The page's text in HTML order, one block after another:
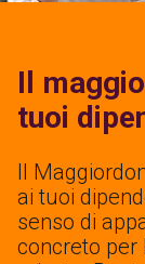
Il
tuoi
Il
ai tuoi
senso di
concreto per